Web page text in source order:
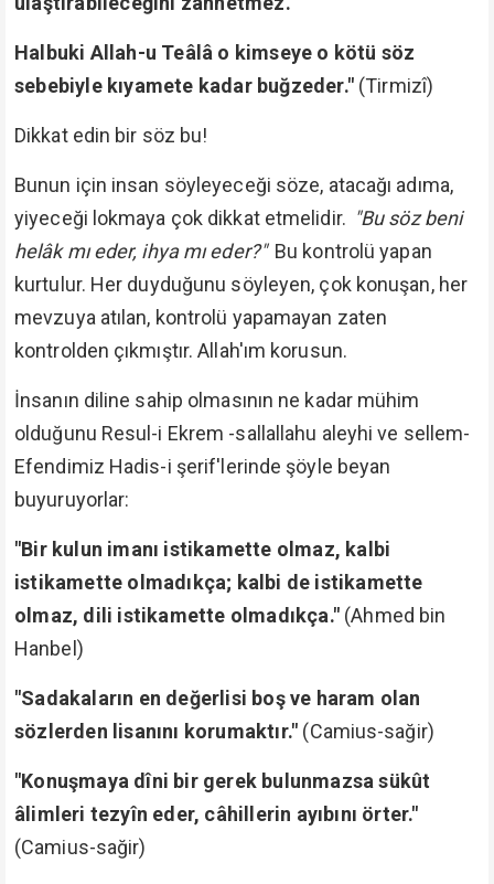
Halbuki Allah-u Teâlâ o kimseye o kötü söz
sebebiyle kıyamete kadar buğzeder." (Tirmizî)
Dikkat edin bir söz bu!
Bunun için insan söyleyeceği söze, atacağı adıma,
yiyeceği lokmaya çok dikkat etmelidir. "Bu söz beni
helâk mı eder, ihya mı eder?" Bu kontrolü yapan
kurtulur. Her duyduğunu söyleyen, çok konuşan, her
mevzuya atılan, kontrolü yapamayan zaten
kontrolden çıkmıştır. Allah'ım korusun.
İnsanın diline sahip olmasının ne kadar mühim
olduğunu Resul-i Ekrem -sallallahu aleyhi ve sellem-
Efendimiz Hadis-i şerif'lerinde şöyle beyan
buyuruyorlar:
"Bir kulun imanı istikamette olmaz, kalbi
istikamette olmadıkça; kalbi de istikamette
olmaz, dili istikamette olmadıkça." (Ahmed bin
Hanbel)
"Sadakaların en değerlisi boş ve haram olan
sözlerden lisanını korumaktır." (Camius-sağir)
"Konuşmaya dîni bir gerek bulunmazsa sükût
âlimleri tezyîn eder, câhillerin ayıbını örter."
(Camius-sağir)